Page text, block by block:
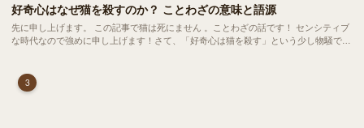
好奇心はなぜ猫を殺すのか？ ことわざの意味と語源
先に申し上げます。 この記事で猫は死にません 。ことわざの話です！ センシティブ
な時代なので強めに申し上げます！さて、「好奇心は猫を殺す」という少し物騒で、
3